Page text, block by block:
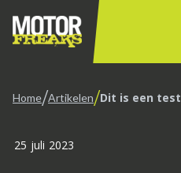
Home/Artikelen/Dit is een test
25 juli 2023